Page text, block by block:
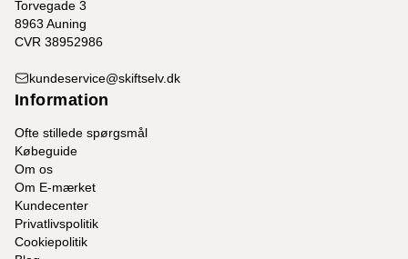
Torvegade 3
8963 Auning
CVR 38952986
kundeservice@skiftselv.dk
Information
Ofte stillede spørgsmål
Købeguide
Om os
Om E-mærket
Kundecenter
Privatlivspolitik
Cookiepolitik